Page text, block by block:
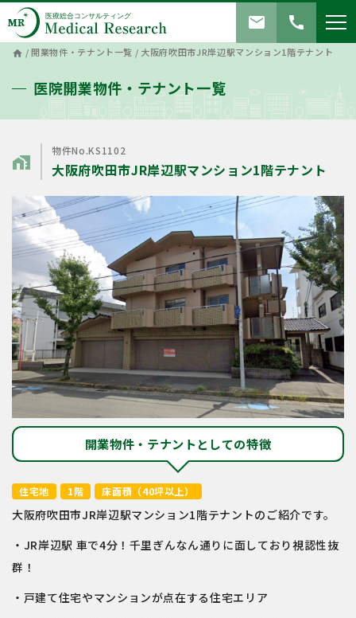
call
mail
home /開業物件・テナント一覧 / 大阪府吹田市JR岸辺駅マンション1階テナント
医院開業物件・テナント一覧
home_work
物件No.KS1102
大阪府吹田市JR岸辺駅マンション1階テナント
開業物件・テナントとしての特徴
住宅地 1階 床面積（40坪以上）
大阪府吹田市JR岸辺駅マンション1階テナントのご紹介です。
・JR岸辺駅 車で4分！千里ぎんなん通りに面しており視認性抜
群！
・戸建て住宅やマンションが点在する住宅エリア